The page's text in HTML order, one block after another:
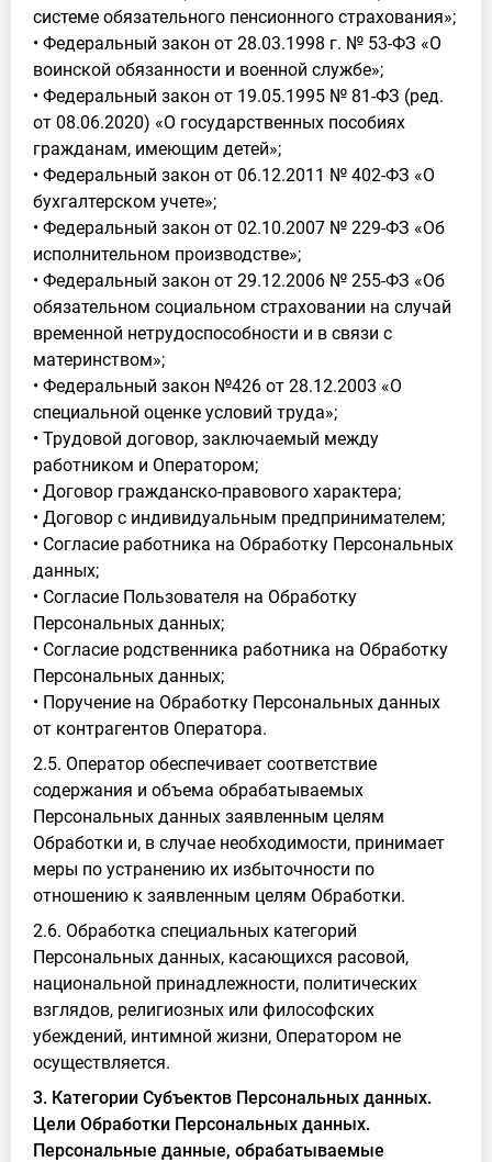
системе обязательного пенсионного страхования»;
• Федеральный закон от 28.03.1998 г. № 53-ФЗ «О
воинской обязанности и военной службе»;
• Федеральный закон от 19.05.1995 № 81-ФЗ (ред.
от 08.06.2020) «О государственных пособиях
гражданам, имеющим детей»;
• Федеральный закон от 06.12.2011 № 402-ФЗ «О
бухгалтерском учете»;
• Федеральный закон от 02.10.2007 № 229-ФЗ «Об
исполнительном производстве»;
• Федеральный закон от 29.12.2006 № 255-ФЗ «Об
обязательном социальном страховании на случай
временной нетрудоспособности и в связи с
материнством»;
• Федеральный закон №426 от 28.12.2003 «О
специальной оценке условий труда»;
• Трудовой договор, заключаемый между
работником и Оператором;
• Договор гражданско-правового характера;
• Договор с индивидуальным предпринимателем;
• Согласие работника на Обработку Персональных
данных;
• Согласие Пользователя на Обработку
Персональных данных;
• Согласие родственника работника на Обработку
Персональных данных;
• Поручение на Обработку Персональных данных
от контрагентов Оператора.
2.5. Оператор обеспечивает соответствие
содержания и объема обрабатываемых
Персональных данных заявленным целям
Обработки и, в случае необходимости, принимает
меры по устранению их избыточности по
отношению к заявленным целям Обработки.
2.6. Обработка специальных категорий
Персональных данных, касающихся расовой,
национальной принадлежности, политических
взглядов, религиозных или философских
убеждений, интимной жизни, Оператором не
осуществляется.
3. Категории Субъектов Персональных данных.
Цели Обработки Персональных данных.
Персональные данные, обрабатываемые